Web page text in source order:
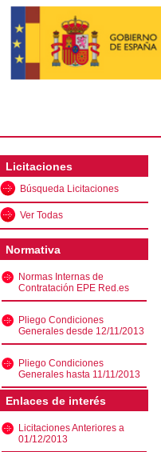
Licitaciones
Búsqueda Licitaciones
Ver Todas
Normativa
Normas Internas de
Contratación EPE Red.es
Pliego Condiciones
Generales desde 12/11/2013
Pliego Condiciones
Generales hasta 11/11/2013
Enlaces de interés
Licitaciones Anteriores a
01/12/2013